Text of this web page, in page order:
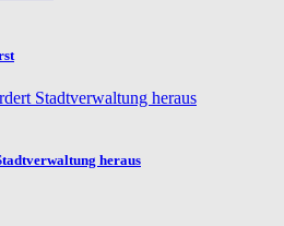
heraus